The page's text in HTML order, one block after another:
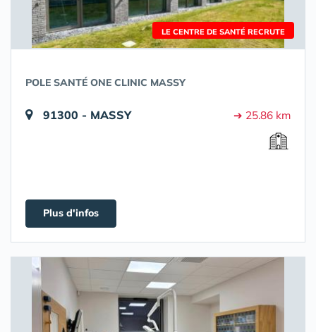
LE CENTRE DE SANTÉ RECRUTE
POLE SANTÉ ONE CLINIC MASSY
91300 - MASSY ➔ 25.86 km
Plus d'infos